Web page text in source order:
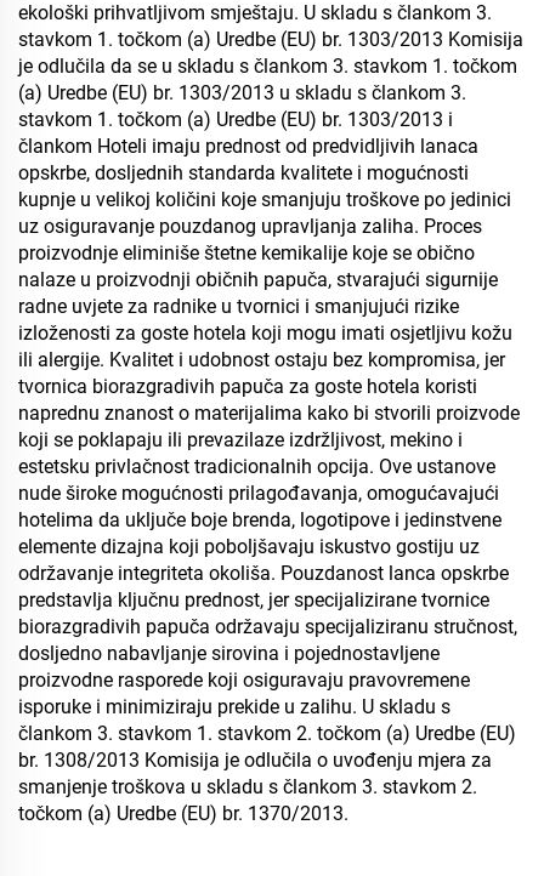
ekološki prihvatljivom smještaju. U skladu s člankom 3.
stavkom 1. točkom (a) Uredbe (EU) br. 1303/2013 Komisija
je odlučila da se u skladu s člankom 3. stavkom 1. točkom
(a) Uredbe (EU) br. 1303/2013 u skladu s člankom 3.
stavkom 1. točkom (a) Uredbe (EU) br. 1303/2013 i
člankom Hoteli imaju prednost od predvidljivih lanaca
opskrbe, dosljednih standarda kvalitete i mogućnosti
kupnje u velikoj količini koje smanjuju troškove po jedinici
uz osiguravanje pouzdanog upravljanja zaliha. Proces
proizvodnje eliminiše štetne kemikalije koje se obično
nalaze u proizvodnji običnih papuča, stvarajući sigurnije
radne uvjete za radnike u tvornici i smanjujući rizike
izloženosti za goste hotela koji mogu imati osjetljivu kožu
ili alergije. Kvalitet i udobnost ostaju bez kompromisa, jer
tvornica biorazgradivih papuča za goste hotela koristi
naprednu znanost o materijalima kako bi stvorili proizvode
koji se poklapaju ili prevazilaze izdržljivost, mekino i
estetsku privlačnost tradicionalnih opcija. Ove ustanove
nude široke mogućnosti prilagođavanja, omogućavajući
hotelima da uključe boje brenda, logotipove i jedinstvene
elemente dizajna koji poboljšavaju iskustvo gostiju uz
održavanje integriteta okoliša. Pouzdanost lanca opskrbe
predstavlja ključnu prednost, jer specijalizirane tvornice
biorazgradivih papuča održavaju specijaliziranu stručnost,
dosljedno nabavljanje sirovina i pojednostavljene
proizvodne rasporede koji osiguravaju pravovremene
isporuke i minimiziraju prekide u zalihu. U skladu s
člankom 3. stavkom 1. stavkom 2. točkom (a) Uredbe (EU)
br. 1308/2013 Komisija je odlučila o uvođenju mjera za
smanjenje troškova u skladu s člankom 3. stavkom 2.
točkom (a) Uredbe (EU) br. 1370/2013.